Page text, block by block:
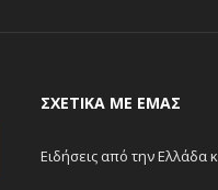
ΣΧΕΤΙΚΆ ΜΕ ΕΜΆΣ
Ειδήσεις από την Ελλάδα